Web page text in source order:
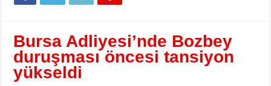
Bursa Adliyesi’nde Bozbey
duruşması öncesi tansiyon
yükseldi